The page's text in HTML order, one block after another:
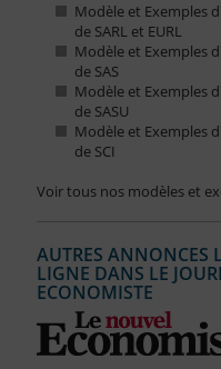
Modèle et Exemples
de SARL et EURL
Modèle et Exemples
de SAS
Modèle et Exemples
de SASU
Modèle et Exemples
de SCI
Voir tous nos modèles et
AUTRES ANNONCES
LIGNE DANS LE
ECONOMISTE